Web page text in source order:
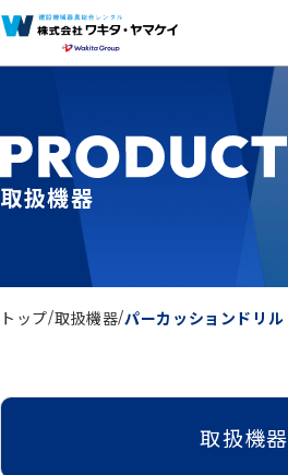
取扱機器
トップ 取扱機器 パーカッションドリル
取扱機器